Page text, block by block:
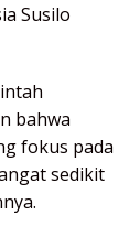
Susilo
bahwa
fokus pada
sedikit